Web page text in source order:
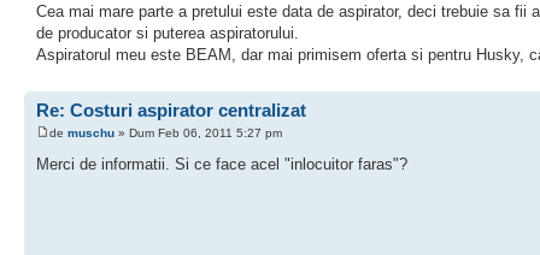
Cea mai mare parte a pretului este data de aspirator, deci trebuie sa
de producator si puterea aspiratorului.
Aspiratorul meu este BEAM, dar mai primisem oferta si pentru Husky,
Re: Costuri aspirator centralizat
de muschu » Dum Feb 06, 2011 5:27 pm
Merci de informatii. Si ce face acel "inlocuitor faras"?